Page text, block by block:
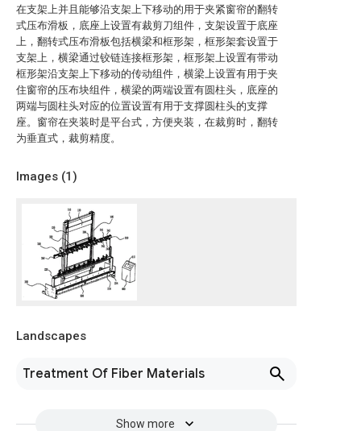
在支架上并且能够沿支架上下移动的用于夹紧窗帘的翻转
式压布滑板，底座上设置有裁剪刀组件，支架设置于底座
上，翻转式压布滑板包括横梁和框形架，框形架套设置于
支架上，横梁通过铰链连接框形架，框形架上设置有带动
框形架沿支架上下移动的传动组件，横梁上设置有用于夹
住窗帘的压布块组件，横梁的两端设置有圆柱头，底座的
两端与圆柱头对应的位置设置有用于支撑圆柱头的支撑
座。窗帘在夹装时是平台式，方便夹装，在裁剪时，翻转
为垂直式，裁剪精度。
Images (1)
Landscapes
Treatment Of Fiber Materials
Show more